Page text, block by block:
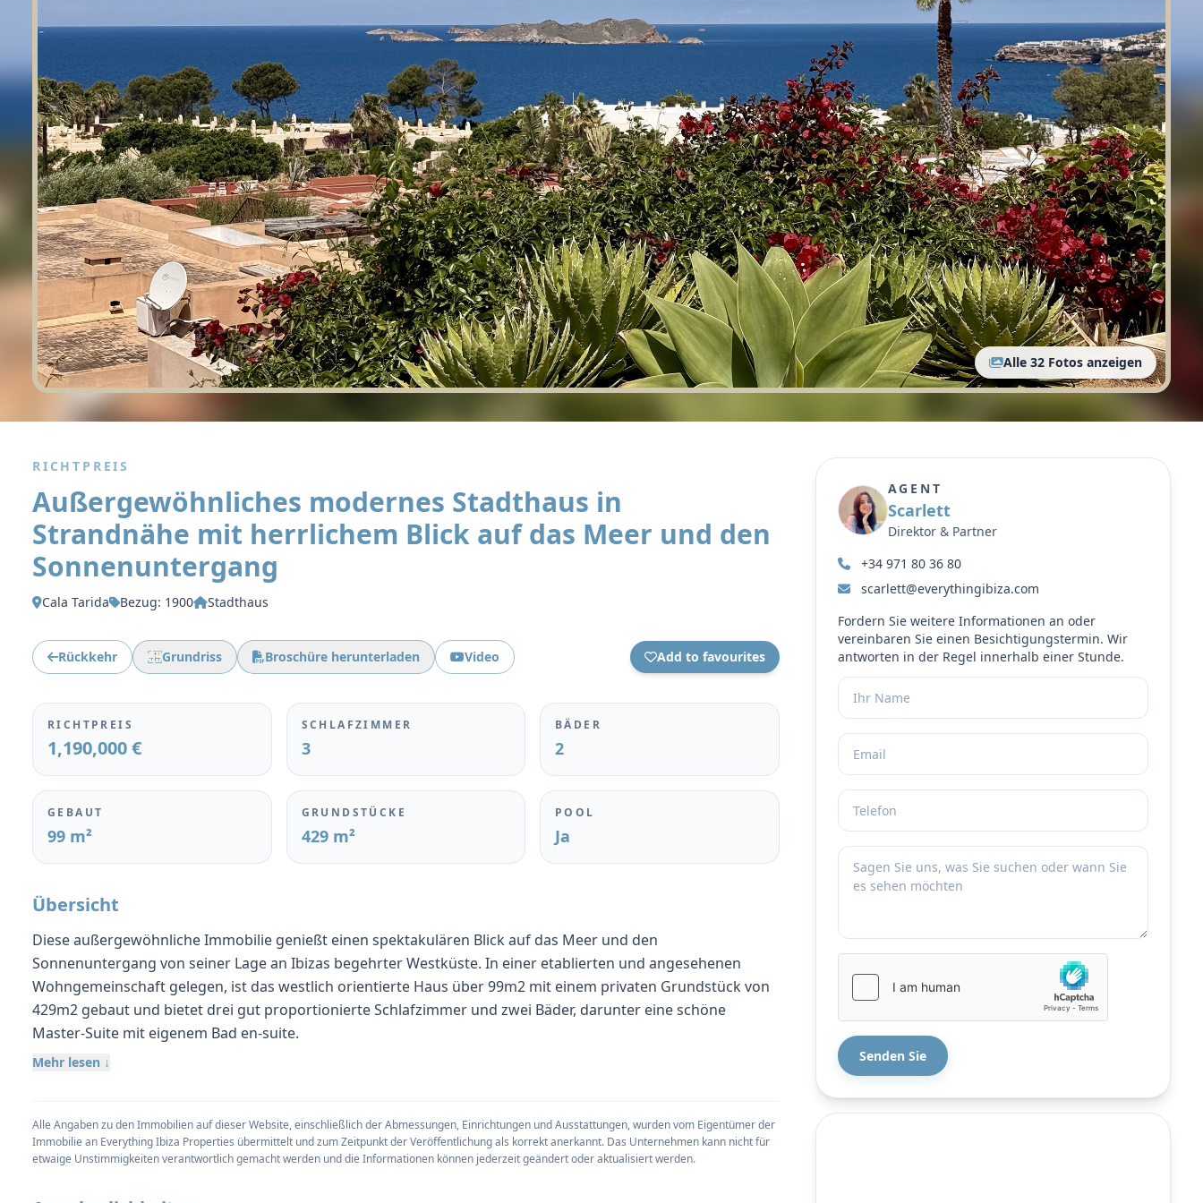
Alle 32 Fotos anzeigen
RICHTPREIS
Außergewöhnliches modernes Stadthaus in
Strandnähe mit herrlichem Blick auf das Meer und den
Sonnenuntergang
Cala Tarida Bezug: 1900 Stadthaus
Rückkehr Grundriss Broschüre herunterladen Video Add to favourites
RICHTPREIS
1,190,000 €
SCHLAFZIMMER
3
BÄDER
2
GEBAUT
99 m²
GRUNDSTÜCKE
429 m²
POOL
Ja
Übersicht
Diese außergewöhnliche Immobilie genießt einen spektakulären Blick auf das Meer und den
Sonnenuntergang von seiner Lage an Ibizas begehrter Westküste. In einer etablierten und angesehenen
Wohngemeinschaft gelegen, ist das westlich orientierte Haus über 99m2 mit einem privaten Grundstück von
429m2 gebaut und bietet drei gut proportionierte Schlafzimmer und zwei Bäder, darunter eine schöne
Master-Suite mit eigenem Bad en-suite.
Das Innere ist hell, einladend und durchdacht gestaltet, um das natürliche Licht während des Tages zu
Küche über und schafft eine komfortable und charaktervolle Atmosphäre. Mehrere Zimmer haben einen
wunderbaren Blick auf das Meer, was das Gefühl von Ruhe und Verbundenheit mit der umliegenden
Landschaft noch verstärkt.
Mehr lesen ↓
Alle Angaben zu den Immobilien auf dieser Website, einschließlich der Abmessungen, Einrichtungen und Ausstattungen, wurden vom Eigentümer der
Immobilie an Everything Ibiza Properties übermittelt und zum Zeitpunkt der Veröffentlichung als korrekt anerkannt. Das Unternehmen kann nicht für
etwaige Unstimmigkeiten verantwortlich gemacht werden und die Informationen können jederzeit geändert oder aktualisiert werden.
AGENT
Scarlett
Direktor & Partner
+34 971 80 36 80
scarlett@everythingibiza.com
Fordern Sie weitere Informationen an oder
vereinbaren Sie einen Besichtigungstermin. Wir
antworten in der Regel innerhalb einer Stunde.